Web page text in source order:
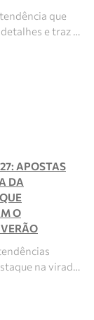
que
e traz …
APOSTAS
DA
O
na virad…